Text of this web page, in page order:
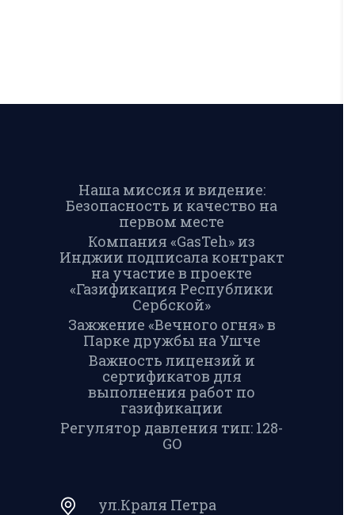
Наша миссия и видение:
Безопасность и качество на
первом месте
Компания «GasTeh» из
Инджии подписала контракт
на участие в проекте
«Газификация Республики
Сербской»
Зажжение «Вечного огня» в
Парке дружбы на Ушче
Важность лицензий и
сертификатов для
выполнения работ по
газификации
Регулятор давления тип: 128-
GO
ул.Краля Петра